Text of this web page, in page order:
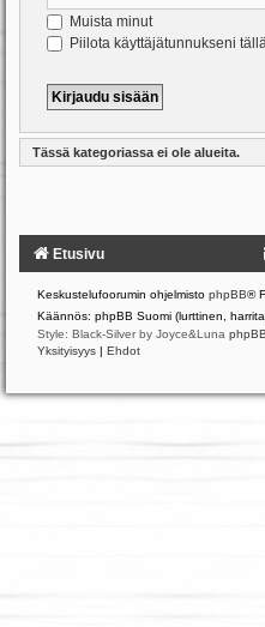
Muista minut
Piilota käyttäjätunnukseni
Tässä kategoriassa ei ole alueita.
Etusivu
Keskustelufoorumin ohjelmisto phpBB®
Käännös: phpBB Suomi (lurttinen,
Style: Black-Silver by Joyce&Luna
Yksityisyys | Ehdot